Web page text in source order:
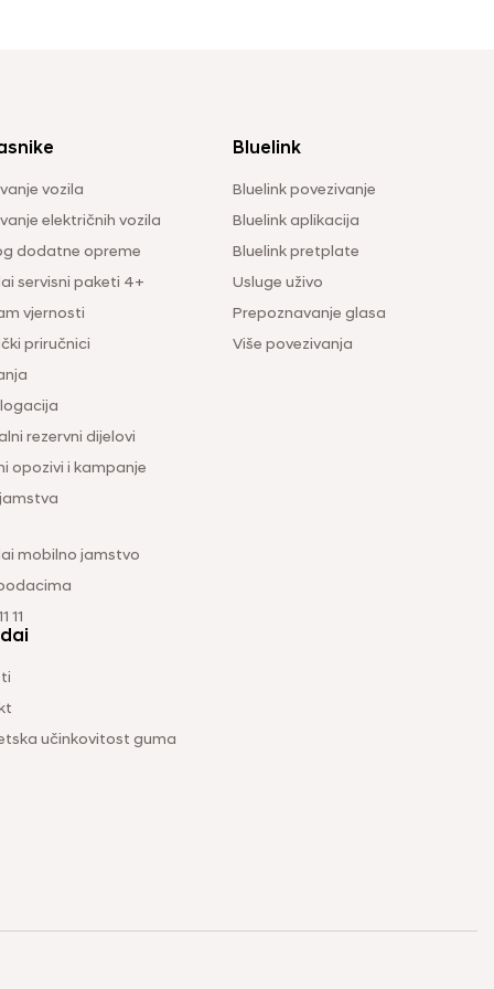
vozila
električnih vozila
dodatne opreme
servisni paketi 4+
vjernosti
priručnici
rezervni dijelovi
opozivi i kampanje
mobilno jamstvo
11
Bluelink
Bluelink povezivanje
Bluelink aplikacija
Bluelink pretplate
Usluge uživo
Prepoznavanje glasa
Više povezivanja
učinkovitost guma